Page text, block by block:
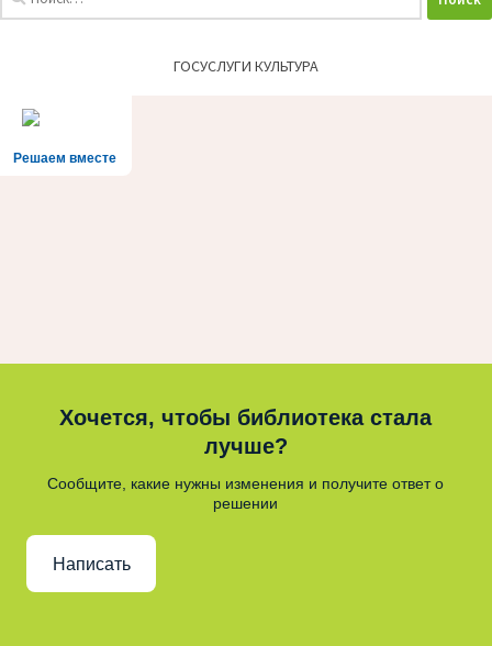
ГОСУСЛУГИ КУЛЬТУРА
Решаем вместе
Хочется, чтобы библиотека стала
лучше?
Сообщите, какие нужны изменения и получите ответ о
решении
Написать